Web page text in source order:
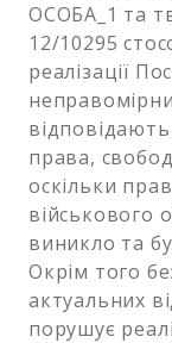
ОСОБА_1 та
12/10295
реалізації
права,
оскільки
військового
виникло та
Окрім того
актуальних
порушує